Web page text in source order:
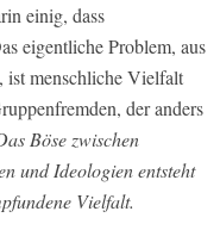
einig, dass
eigentliche Problem, aus
ist menschliche Vielfalt
der anders
Böse zwischen
und Ideologien entsteht
Vielfalt.